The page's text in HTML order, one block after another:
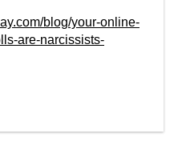
blog/your-online-
are-narcissists-